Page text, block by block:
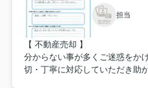
担当
【 不動産売却 】
分からない事が多くご迷惑をか
切・丁寧に対応していただき助